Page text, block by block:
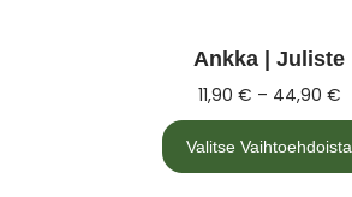
Ankka | Juliste
11,90 € – 44,90 €
Valitse Vaihtoehdoista